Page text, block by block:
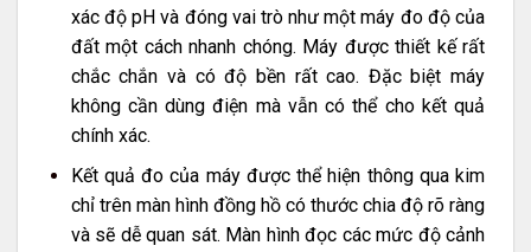
xác độ pH và đóng vai trò như một máy đo độ của
đất một cách nhanh chóng. Máy được thiết kế rất
chắc chắn và có độ bền rất cao. Đặc biệt máy
không cần dùng điện mà vẫn có thể cho kết quả
chính xác.
Kết quả đo của máy được thể hiện thông qua kim
chỉ trên màn hình đồng hồ có thước chia độ rõ ràng
và sẽ dễ quan sát. Màn hình đọc các mức độ cảnh